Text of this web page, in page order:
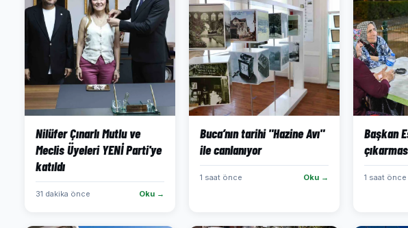
Nilüfer Çınarlı Mutlu ve
Meclis Üyeleri YENİ Parti'ye
katıldı
31 dakika önce Oku →
Buca’nın tarihi "Hazine Avı"
ile canlanıyor
1 saat önce Oku →
Başkan
1 saat önce